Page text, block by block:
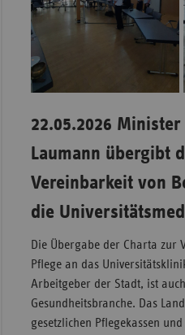
22.05.2026
Laumann übergibt
Vereinbarkeit von
die
Die Übergabe der Charta zur
Pflege an das
Arbeitgeber der Stadt, ist
Gesundheitsbranche. Das
gesetzlichen Pflegekassen